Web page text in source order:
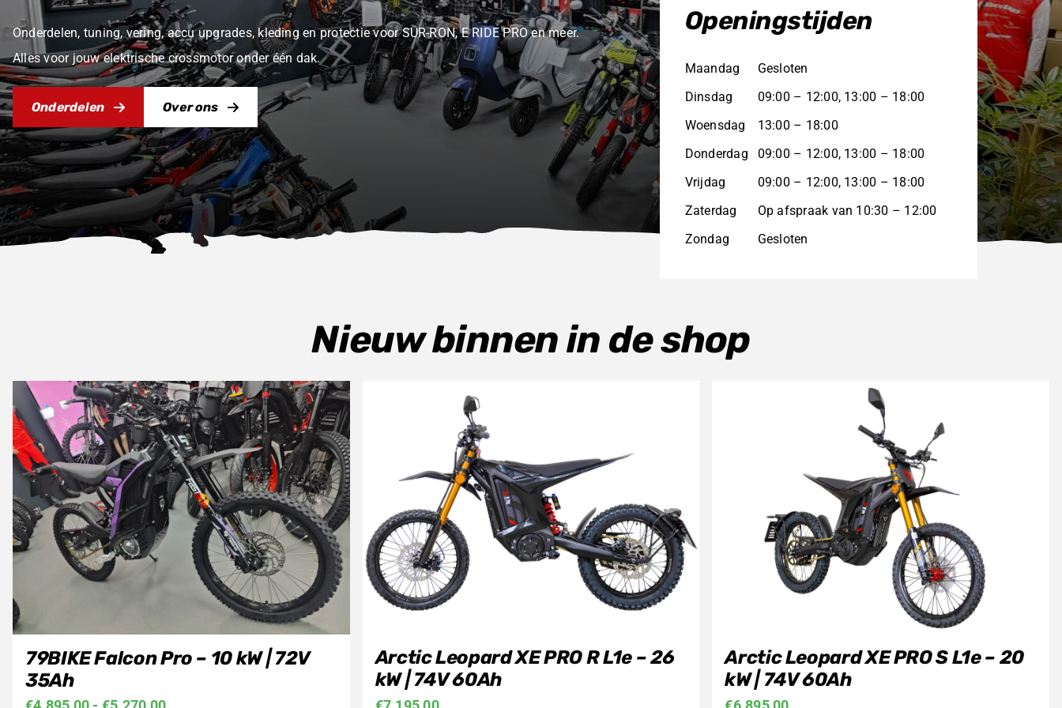
Onderdelen, tuning, vering, accu upgrades, kleding en protectie voor SUR-RON, E RIDE PRO en meer.
Alles voor jouw elektrische crossmotor onder één dak.
Onderdelen Over ons
Openingstijden
Maandag
Gesloten
Dinsdag
09:00 – 12:00, 13:00 – 18:00
Woensdag
13:00 – 18:00
Donderdag
09:00 – 12:00, 13:00 – 18:00
Vrijdag
09:00 – 12:00, 13:00 – 18:00
Zaterdag
Op afspraak van 10:30 – 12:00
Zondag
Gesloten
Nieuw binnen in de shop
Prijsklasse:
79BIKE Falcon Pro – 10 kW | 72V
35Ah
Arctic Leopard XE PRO R L1e – 26
kW | 74V 60Ah
Arctic Leopard XE PRO S L1e – 20
kW | 74V 60Ah